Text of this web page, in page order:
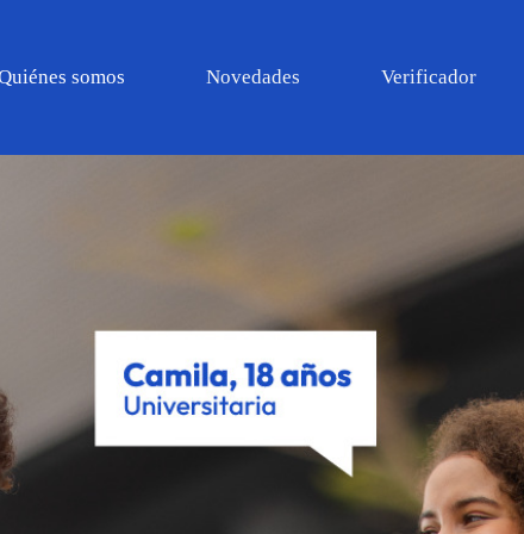
somos Novedades Verificador